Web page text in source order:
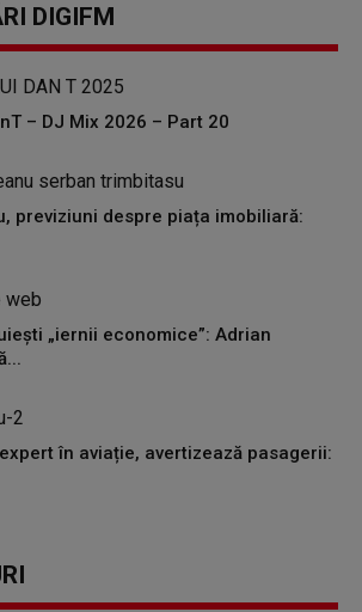
DIGIFM
– DJ Mix 2026 – Part 20
previziuni despre piața imobiliară:
„iernii economice”: Adrian
în aviație, avertizează pasagerii: